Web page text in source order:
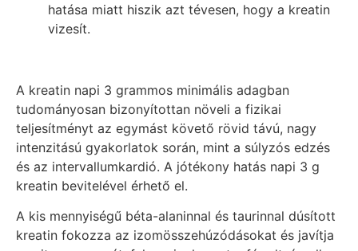
hatása miatt hiszik azt tévesen, hogy a kreatin
vizesít.
A kreatin napi 3 grammos minimális adagban
tudományosan bizonyítottan növeli a fizikai
teljesítményt az egymást követő rövid távú, nagy
intenzitású gyakorlatok során, mint a súlyzós edzés
és az intervallumkardió. A jótékony hatás napi 3 g
kreatin bevitelével érhető el.
A kis mennyiségű béta-alaninnal és taurinnal dúsított
kreatin fokozza az izomösszehúzódásokat és javítja